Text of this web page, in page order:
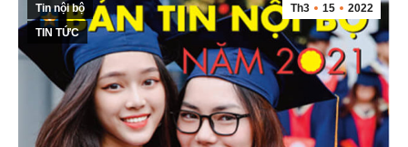
Th3 15 2022
Tin nội bộ
TIN TỨC